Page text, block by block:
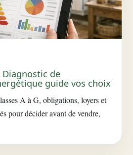
de
guide vos choix
A à G, obligations, loyers et
pour décider avant de vendre,